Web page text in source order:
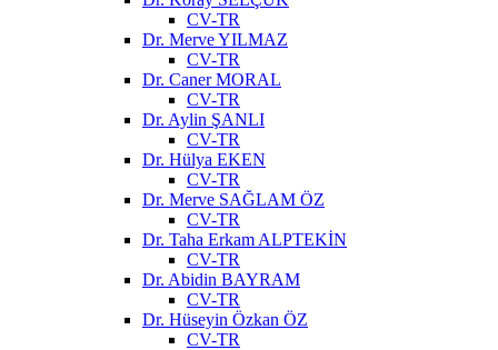
CV-TR
Dr. Merve YILMAZ
CV-TR
Dr. Caner MORAL
CV-TR
Dr. Aylin ŞANLI
CV-TR
Dr. Hülya EKEN
CV-TR
Dr. Merve SAĞLAM ÖZ
CV-TR
Dr. Taha Erkam ALPTEKİN
CV-TR
Dr. Abidin BAYRAM
CV-TR
Dr. Hüseyin Özkan ÖZ
CV-TR